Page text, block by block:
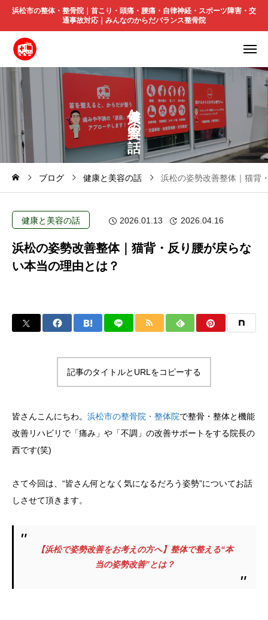
浜松市の整体・整骨院｜首こり・頭痛・腰痛・自律神経・スポーツ障害・交
通事故対応｜みんなのからだバランス整骨院
と
の
ブログ 健康と美容の話 浜松の姿勢改善整体｜猫背
健康と美容の話 2026.01.13 2026.04.16
浜松の姿勢改善整体｜猫背・反り腰が戻らな
い本当の理由とは？
記事のタイトルとURLをコピーする
皆さんこんにちわ。 浜松市の整骨院・整体院で整骨・整体と機能
改善リハビリで「痛み」や「不調」の改善サポートをする院長の
西です(笑)
さて今回は、“皆さん何となく気になるだろう姿勢”についてお話
しさせて頂きます。
【浜松で姿勢改善をお考えの方へ】整体で整える“本
当の姿勢改善”とは？